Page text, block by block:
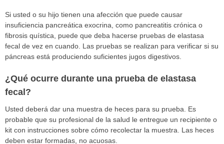
Si usted o su hijo tienen una afección que puede causar
insuficiencia pancreática exocrina, como pancreatitis crónica o
fibrosis quística, puede que deba hacerse pruebas de elastasa
fecal de vez en cuando. Las pruebas se realizan para verificar si su
páncreas está produciendo suficientes jugos digestivos.
¿Qué ocurre durante una prueba de elastasa
fecal?
Usted deberá dar una muestra de heces para su prueba. Es
probable que su profesional de la salud le entregue un recipiente o
kit con instrucciones sobre cómo recolectar la muestra. Las heces
deben estar formadas, no acuosas.